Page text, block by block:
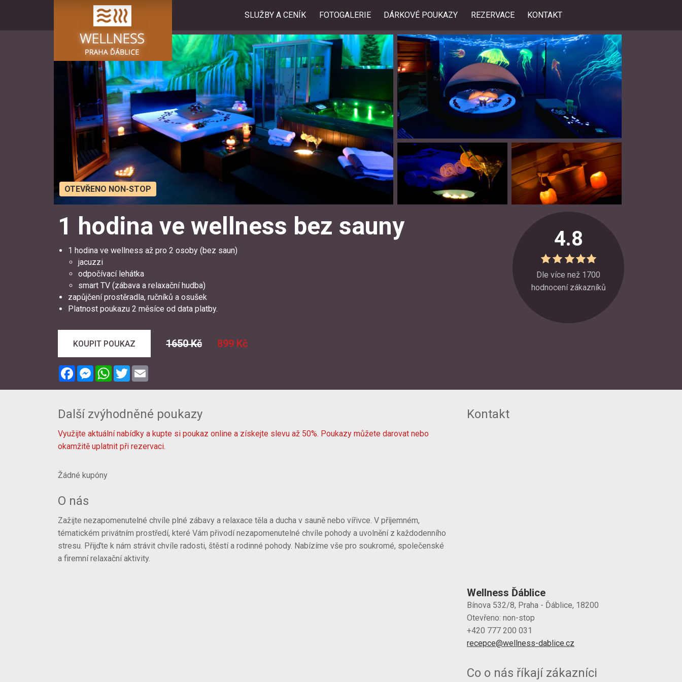
SLUŽBY A CENÍK FOTOGALERIE DÁRKOVÉ POUKAZY REZERVACE KONTAKT
1 hodina ve wellness bez sauny
1 hodina ve wellness až pro 2 osoby (bez saun)
jacuzzi
odpočívací lehátka
smart TV (zábava a relaxační hudba)
zapůjčení prostěradla, ručníků a osušek
Platnost poukazu 2 měsíce od data platby.
KOUPIT POUKAZ 1650 Kč 899 Kč
FacebookMessenger
WhatsApp
Twitter
4.8
Dle více než 1700
hodnocení zákazníků
Další zvýhodněné poukazy
Využijte aktuální nabídky a kupte si poukaz online a získejte slevu až 50%. Poukazy můžete darovat nebo
okamžitě uplatnit při rezervaci.
Žádné kupóny
O nás
Zažijte nezapomenutelné chvíle plné zábavy a relaxace těla a ducha v sauně nebo vířivce. V příjemném,
tématickém privátním prostředí, které Vám přivodí nezapomenutelné chvíle pohody a uvolnění z každodenního
stresu. Přijďte k nám strávit chvíle radosti, štěstí a rodinné pohody. Nabízíme vše pro soukromé, společenské
a firemní relaxační aktivity.
Kontakt
Wellness Ďáblice
Bínova 532/8, Praha - Ďáblice, 18200
Otevřeno: non-stop
+420 777 200 031
recepce@wellness-dablice.cz
Co o nás říkají zákazníci